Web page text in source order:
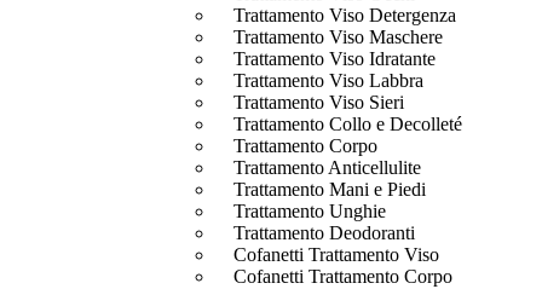
Trattamento Viso Detergenza
Trattamento Viso Maschere
Trattamento Viso Idratante
Trattamento Viso Labbra
Trattamento Viso Sieri
Trattamento Collo e Decolleté
Trattamento Corpo
Trattamento Anticellulite
Trattamento Mani e Piedi
Trattamento Unghie
Trattamento Deodoranti
Cofanetti Trattamento Viso
Cofanetti Trattamento Corpo